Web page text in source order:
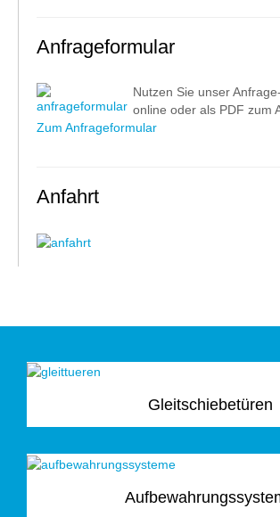
Anfrageformular
Nutzen Sie unser
online oder als PDF zum
Zum Anfrageformular
Anfahrt
Gleitschiebetüren